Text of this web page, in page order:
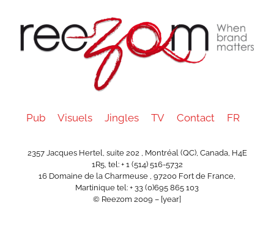
Pub Visuels Jingles TV Contact FR
2357 Jacques Hertel, suite 202 , Montréal (QC), Canada, H4E
1R5, tel: + 1 (514) 516-5732
16 Domaine de la Charmeuse , 97200 Fort de France,
Martinique tel: + 33 (0)695 865 103
© Reezom 2009 – [year]